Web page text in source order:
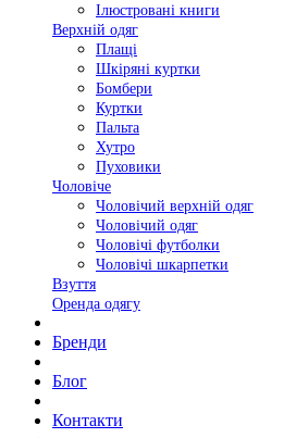
Ілюстровані книги
Верхній одяг
Плащі
Шкіряні куртки
Бомбери
Куртки
Пальта
Хутро
Пуховики
Чоловіче
Чоловічий верхній одяг
Чоловічий одяг
Чоловічі футболки
Чоловічі шкарпетки
Взуття
Оренда одягу
Бренди
Блог
Контакти